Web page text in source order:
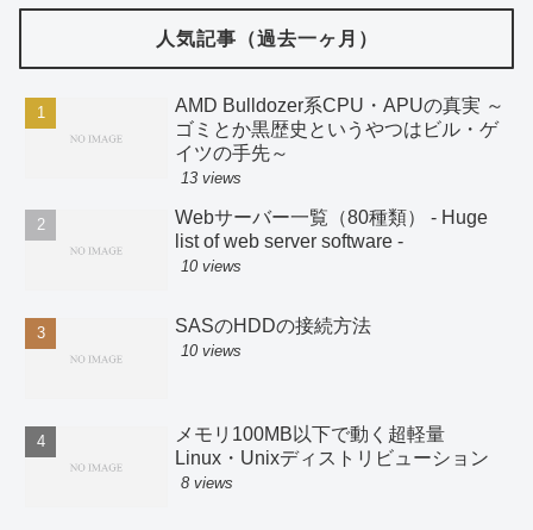
人気記事（過去一ヶ月）
AMD Bulldozer系CPU・APUの真実 ～
ゴミとか黒歴史というやつはビル・ゲ
イツの手先～
13 views
Webサーバー一覧（80種類） - Huge
list of web server software -
10 views
SASのHDDの接続方法
10 views
メモリ100MB以下で動く超軽量
Linux・Unixディストリビューション
8 views